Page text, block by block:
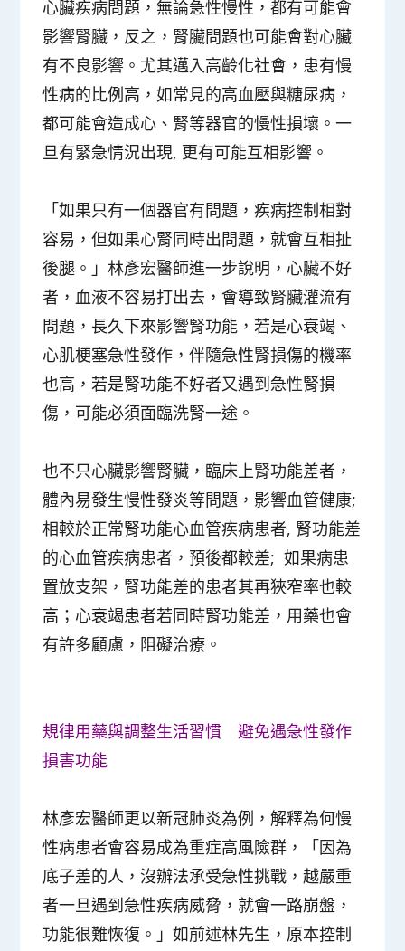
心臟疾病問題，無論急性慢性，都有可能會
影響腎臟，反之，腎臟問題也可能會對心臟
有不良影響。尤其邁入高齡化社會，患有慢
性病的比例高，如常見的高血壓與糖尿病，
都可能會造成心、腎等器官的慢性損壞。一
旦有緊急情況出現, 更有可能互相影響。
「如果只有一個器官有問題，疾病控制相對
容易，但如果心腎同時出問題，就會互相扯
後腿。」林彥宏醫師進一步說明，心臟不好
者，血液不容易打出去，會導致腎臟灌流有
問題，長久下來影響腎功能，若是心衰竭、
心肌梗塞急性發作，伴隨急性腎損傷的機率
也高，若是腎功能不好者又遇到急性腎損
傷，可能必須面臨洗腎一途。
也不只心臟影響腎臟，臨床上腎功能差者，
體內易發生慢性發炎等問題，影響血管健康;
相較於正常腎功能心血管疾病患者, 腎功能差
的心血管疾病患者，預後都較差; 如果病患
置放支架，腎功能差的患者其再狹窄率也較
高；心衰竭患者若同時腎功能差，用藥也會
有許多顧慮，阻礙治療。
規律用藥與調整生活習慣 避免遇急性發作
損害功能
林彥宏醫師更以新冠肺炎為例，解釋為何慢
性病患者會容易成為重症高風險群，「因為
底子差的人，沒辦法承受急性挑戰，越嚴重
者一旦遇到急性疾病威脅，就會一路崩盤，
功能很難恢復。」如前述林先生，原本控制